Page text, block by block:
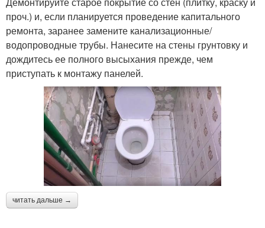
проч.) и, если планируется проведение капитального
ремонта, заранее замените канализационные/
водопроводные трубы. Нанесите на стены грунтовку и
дождитесь ее полного высыхания прежде, чем
приступать к монтажу панелей.
читать дальше →